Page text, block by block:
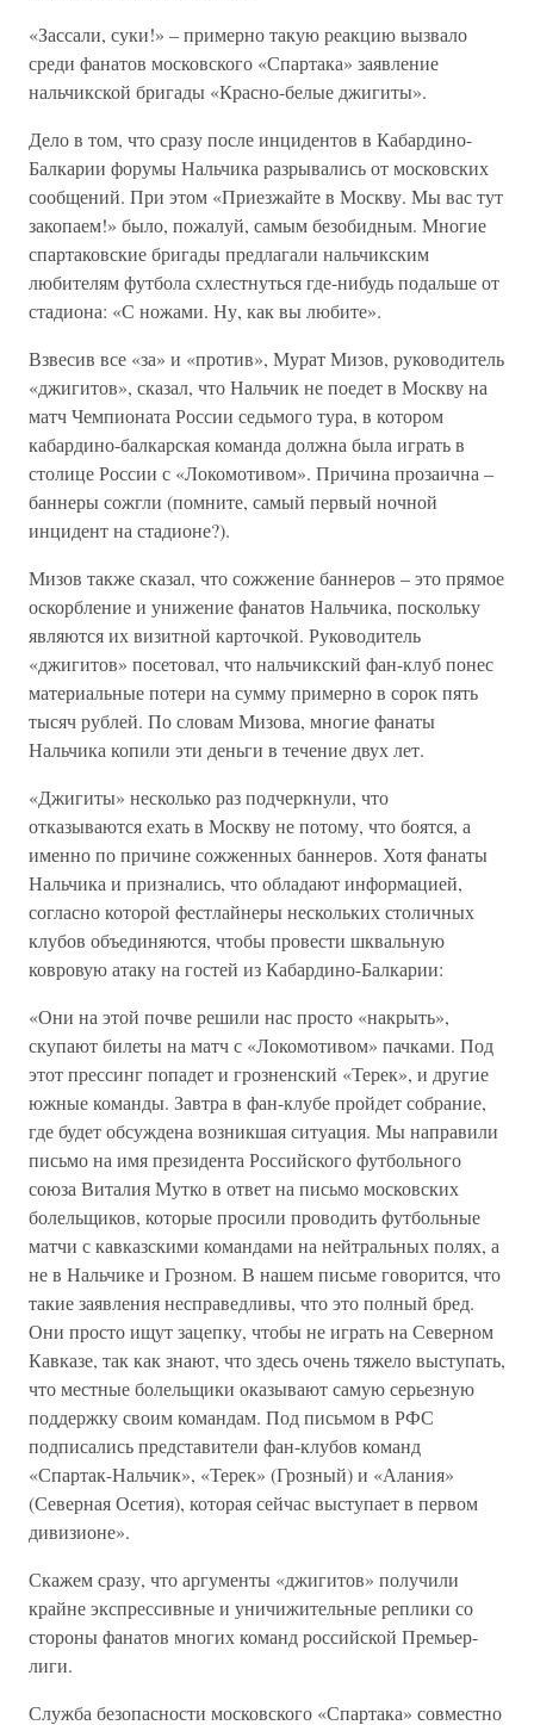
«Зассали, суки!» – примерно такую реакцию вызвало
среди фанатов московского «Спартака» заявление
нальчикской бригады «Красно-белые джигиты».
Дело в том, что сразу после инцидентов в Кабардино-
Балкарии форумы Нальчика разрывались от московских
сообщений. При этом «Приезжайте в Москву. Мы вас тут
закопаем!» было, пожалуй, самым безобидным. Многие
спартаковские бригады предлагали нальчикским
любителям футбола схлестнуться где-нибудь подальше от
стадиона: «С ножами. Ну, как вы любите».
Взвесив все «за» и «против», Мурат Мизов, руководитель
«джигитов», сказал, что Нальчик не поедет в Москву на
матч Чемпионата России седьмого тура, в котором
кабардино-балкарская команда должна была играть в
столице России с «Локомотивом». Причина прозаична –
баннеры сожгли (помните, самый первый ночной
инцидент на стадионе?).
Мизов также сказал, что сожжение баннеров – это прямое
оскорбление и унижение фанатов Нальчика, поскольку
являются их визитной карточкой. Руководитель
«джигитов» посетовал, что нальчикский фан-клуб понес
материальные потери на сумму примерно в сорок пять
тысяч рублей. По словам Мизова, многие фанаты
Нальчика копили эти деньги в течение двух лет.
«Джигиты» несколько раз подчеркнули, что
отказываются ехать в Москву не потому, что боятся, а
именно по причине сожженных баннеров. Хотя фанаты
Нальчика и признались, что обладают информацией,
согласно которой фестлайнеры нескольких столичных
клубов объединяются, чтобы провести шквальную
ковровую атаку на гостей из Кабардино-Балкарии:
«Они на этой почве решили нас просто «накрыть»,
скупают билеты на матч с «Локомотивом» пачками. Под
этот прессинг попадет и грозненский «Терек», и другие
южные команды. Завтра в фан-клубе пройдет собрание,
где будет обсуждена возникшая ситуация. Мы направили
письмо на имя президента Российского футбольного
союза Виталия Мутко в ответ на письмо московских
болельщиков, которые просили проводить футбольные
матчи с кавказскими командами на нейтральных полях, а
не в Нальчике и Грозном. В нашем письме говорится, что
такие заявления несправедливы, что это полный бред.
Они просто ищут зацепку, чтобы не играть на Северном
Кавказе, так как знают, что здесь очень тяжело выступать,
что местные болельщики оказывают самую серьезную
поддержку своим командам. Под письмом в РФС
подписались представители фан-клубов команд
«Спартак-Нальчик», «Терек» (Грозный) и «Алания»
(Северная Осетия), которая сейчас выступает в первом
дивизионе».
Скажем сразу, что аргументы «джигитов» получили
крайне экспрессивные и уничижительные реплики со
стороны фанатов многих команд российской Премьер-
лиги.
Служба безопасности московского «Спартака» совместно